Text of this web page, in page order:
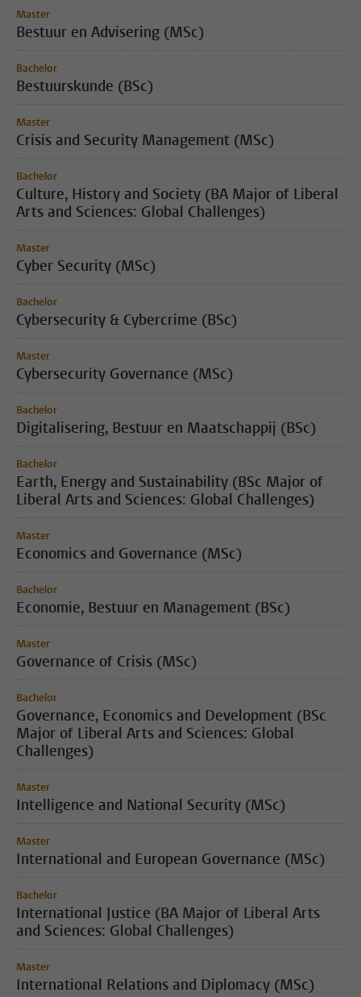
Master
Bestuur en Advisering (MSc)
Bachelor
Bestuurskunde (BSc)
Master
Crisis and Security Management (MSc)
Bachelor
Culture, History and Society (BA Major of Liberal
Arts and Sciences: Global Challenges)
Master
Cyber Security (MSc)
Bachelor
Cybersecurity & Cybercrime (BSc)
Master
Cybersecurity Governance (MSc)
Bachelor
Digitalisering, Bestuur en Maatschappij (BSc)
Bachelor
Earth, Energy and Sustainability (BSc Major of
Liberal Arts and Sciences: Global Challenges)
Master
Economics and Governance (MSc)
Bachelor
Economie, Bestuur en Management (BSc)
Master
Governance of Crisis (MSc)
Bachelor
Governance, Economics and Development (BSc
Major of Liberal Arts and Sciences: Global
Challenges)
Master
Intelligence and National Security (MSc)
Master
International and European Governance (MSc)
Bachelor
International Justice (BA Major of Liberal Arts
and Sciences: Global Challenges)
Master
International Relations and Diplomacy (MSc)